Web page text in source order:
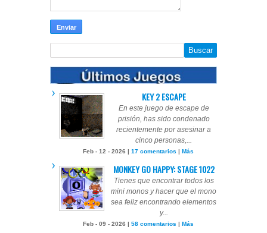
KEY 2 ESCAPE
En este juego de escape de
prisión, has sido condenado
recientemente por asesinar a
cinco personas,...
Feb - 12 - 2026 | 17 comentarios | Más
MONKEY GO HAPPY: STAGE 1022
Tienes que encontrar todos los
mini monos y hacer que el mono
sea feliz encontrando elementos
y...
Feb - 09 - 2026 | 58 comentarios | Más